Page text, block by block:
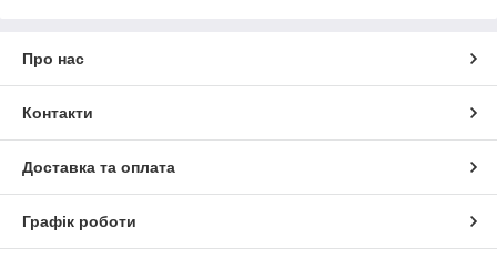
Про нас
Контакти
Доставка та оплата
Графік роботи